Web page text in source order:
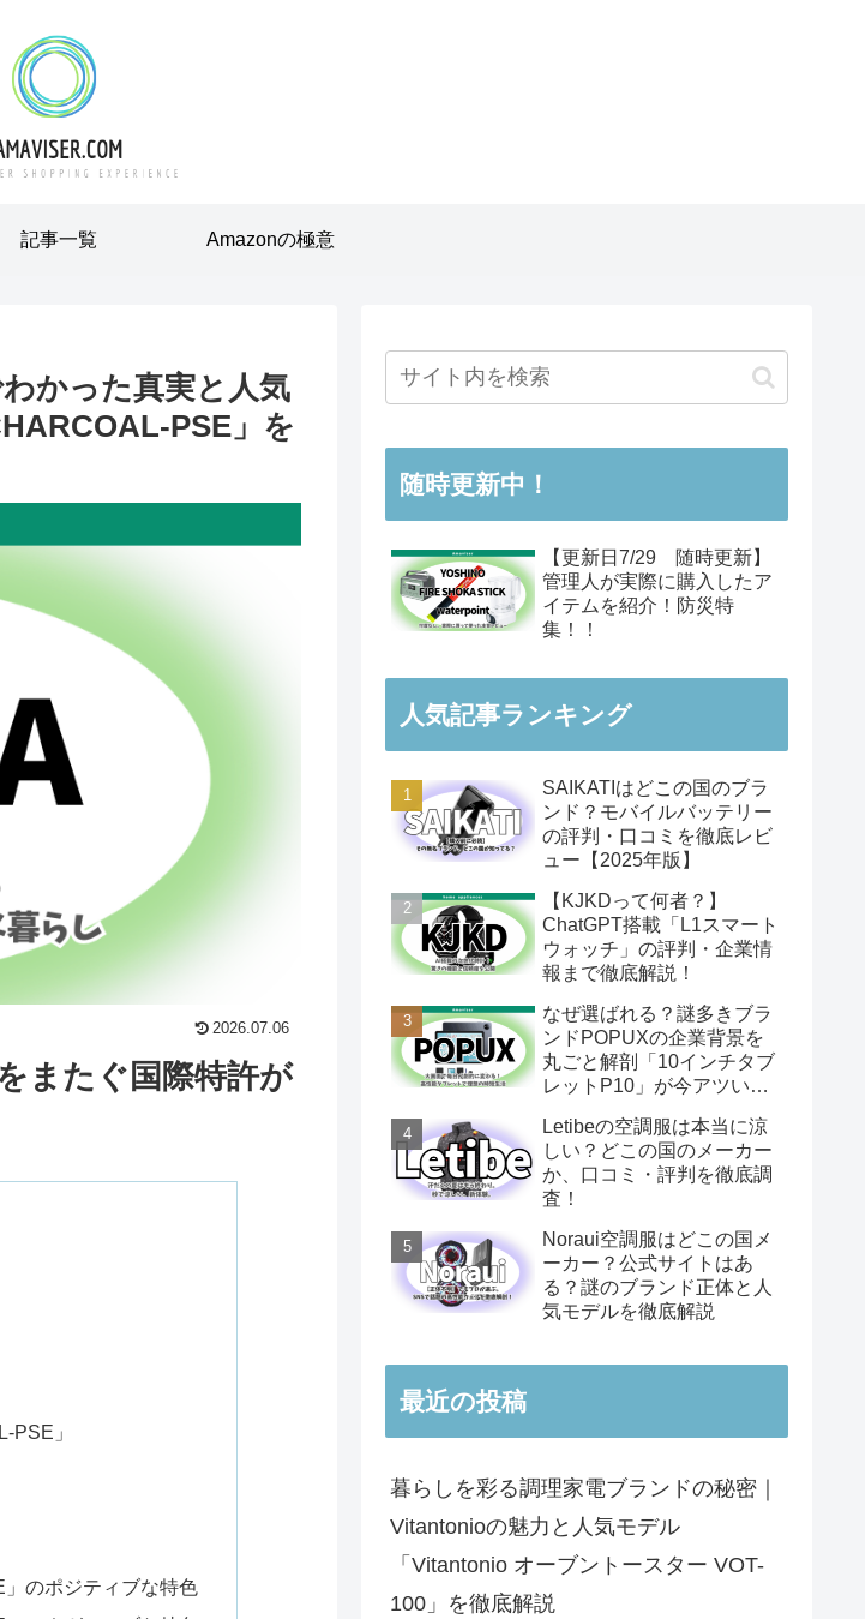
記事一覧 Amazonの極意
かった真実と人気
PSE」を
2026.07.06
またぐ国際特許が
PSE」
」のポジティブな特色
随時更新中！
【更新日7/29 随時更新】
管理人が実際に購入したア
イテムを紹介！防災特
集！！
人気記事ランキング
SAIKATIはどこの国のブラ
ンド？モバイルバッテリー
の評判・口コミを徹底レビ
ュー【2025年版】
【KJKDって何者？】
ChatGPT搭載「L1スマート
ウォッチ」の評判・企業情
報まで徹底解説！
なぜ選ばれる？謎多きブラ
ンドPOPUXの企業背景を
丸ごと解剖「10インチタブ
レットP10」が今アツい理
Letibeの空調服は本当に涼
しい？どこの国のメーカー
か、口コミ・評判を徹底調
査！
Noraui空調服はどこの国メ
ーカー？公式サイトはあ
る？謎のブランド正体と人
気モデルを徹底解説
最近の投稿
暮らしを彩る調理家電ブランドの秘密｜
Vitantonioの魅力と人気モデル
「Vitantonio オーブントースター VOT-
100」を徹底解説